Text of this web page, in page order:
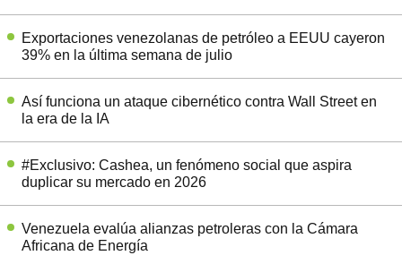
Exportaciones venezolanas de petróleo a EEUU cayeron
39% en la última semana de julio
Así funciona un ataque cibernético contra Wall Street en
la era de la IA
#Exclusivo: Cashea, un fenómeno social que aspira
duplicar su mercado en 2026
Venezuela evalúa alianzas petroleras con la Cámara
Africana de Energía